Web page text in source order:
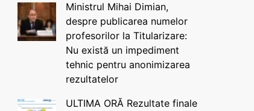
Ministrul Mihai Dimian,
despre publicarea numelor
profesorilor la Titularizare:
Nu există un impediment
tehnic pentru anonimizarea
rezultatelor
ULTIMA ORĂ Rezultate finale